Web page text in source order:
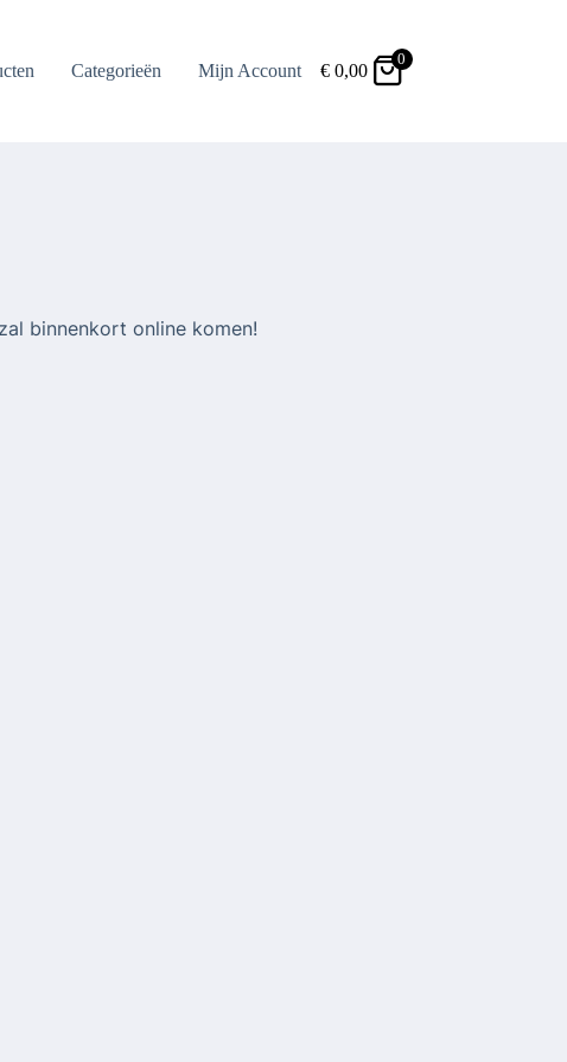
Categorieën Mijn Account €0,00
0
binnenkort online komen!